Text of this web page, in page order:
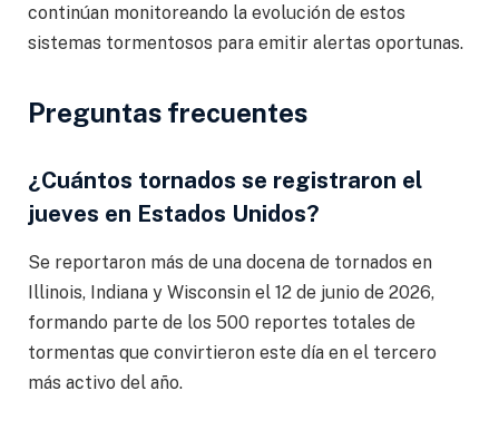
continúan monitoreando la evolución de estos
sistemas tormentosos para emitir alertas oportunas.
Preguntas frecuentes
¿Cuántos tornados se registraron el
jueves en Estados Unidos?
Se reportaron más de una docena de tornados en
Illinois, Indiana y Wisconsin el 12 de junio de 2026,
formando parte de los 500 reportes totales de
tormentas que convirtieron este día en el tercero
más activo del año.